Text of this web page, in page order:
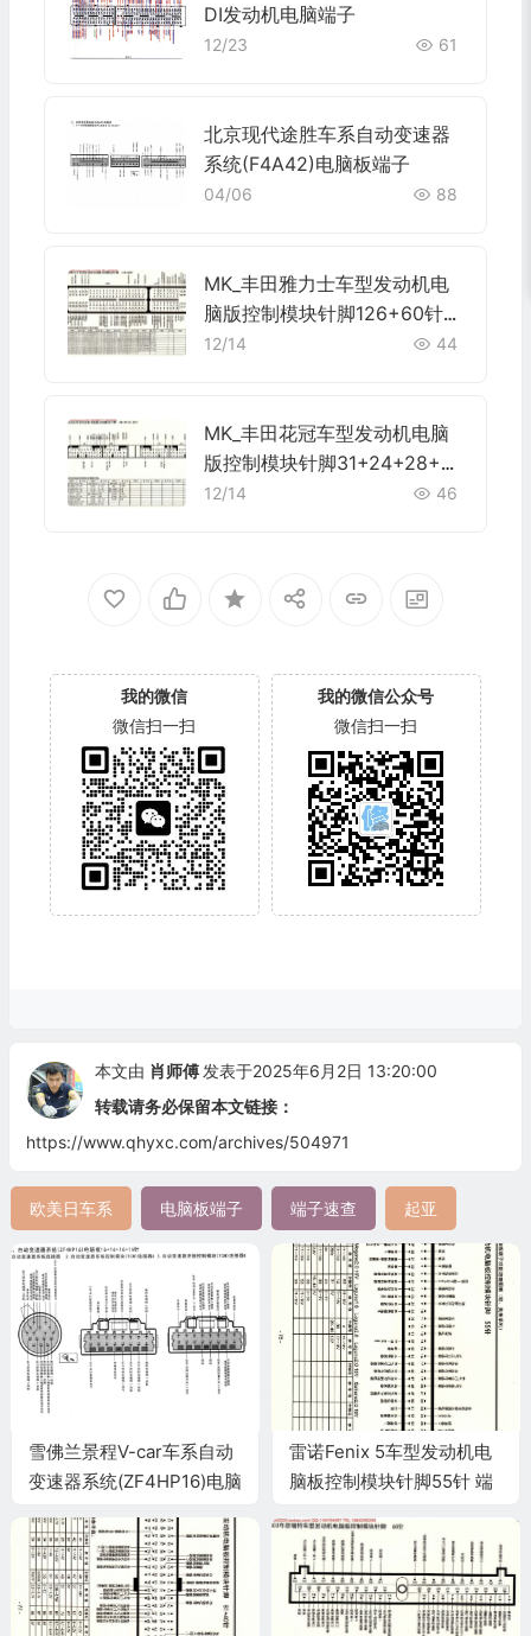
DI发动机电脑端子
12/23 61
北京现代途胜车系自动变速器
系统(F4A42)电脑板端子
04/06 88
MK_丰田雅力士车型发动机电
脑版控制模块针脚126+60针
端子图
12/14 44
MK_丰田花冠车型发动机电脑
版控制模块针脚31+24+28+22
针 端子图
12/14 46
我的微信
微信扫一扫
我的微信公众号
微信扫一扫
本文由 肖师傅 发表于2025年6月2日 13:20:00
转载请务必保留本文链接：
https://www.qhyxc.com/archives/504971
欧美日车系 电脑板端子 端子速查 起亚
雪佛兰景程V-car车系自动
变速器系统(ZF4HP16)电脑
雷诺Fenix 5车型发动机电
脑板控制模块针脚55针 端